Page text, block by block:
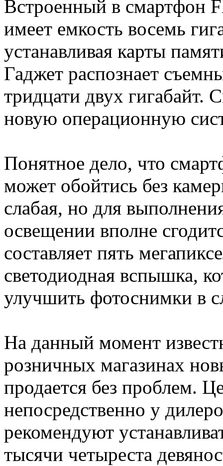
Встроенный в смартфон
имеет емкость восемь
устанавливая карты
Гаджет распознает
тридцати двух гигабайт.
новую операционную
Понятное дело, что
может обойтись без
слабая, но для
освещении вполне
составляет пять
светодиодная вспышка,
улучшить фотоснимки в
На данный момент
розничных магазинах
продается без проблем.
непосредственно у
рекомендуют
тысячи четыреста